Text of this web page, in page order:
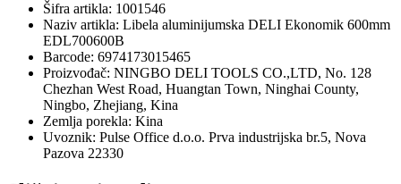
Šifra artikla: 1001546
Naziv artikla: Libela aluminijumska DELI Ekonomik 600mm
EDL700600B
Barcode: 6974173015465
Proizvođač: NINGBO DELI TOOLS CO.,LTD, No. 128
Chezhan West Road, Huangtan Town, Ninghai County,
Ningbo, Zhejiang, Kina
Zemlja porekla: Kina
Uvoznik: Pulse Office d.o.o. Prva industrijska br.5, Nova
Pazova 22330